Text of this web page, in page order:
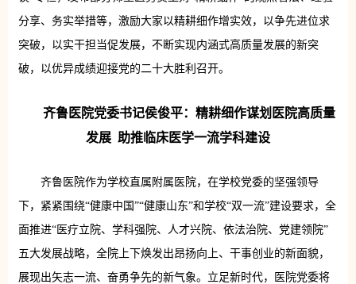
分享、务实举措等，激励大家以精耕细作增实效，以争先进位求
突破，以实干担当促发展，不断实现内涵式高质量发展的新突
破，以优异成绩迎接党的二十大胜利召开。
齐鲁医院党委书记侯俊平：精耕细作谋划医院高质量
发展 助推临床医学一流学科建设
齐鲁医院作为学校直属附属医院，在学校党委的坚强领导
下，紧紧围绕“健康中国”“健康山东”和学校“双一流”建设要求，全
面推进“医疗立院、学科强院、人才兴院、依法治院、党建领院”
五大发展战略，全院上下焕发出昂扬向上、干事创业的新面貌，
展现出矢志一流、奋勇争先的新气象。立足新时代，医院党委将